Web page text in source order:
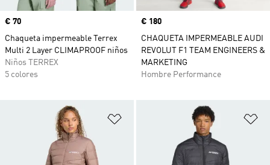
Precio
€ 70
Chaqueta impermeable Terrex
Multi 2 Layer CLIMAPROOF niños
Niños TERREX
5 colores
Precio
€ 180
CHAQUETA IMPERMEABLE AUDI
REVOLUT F1 TEAM ENGINEERS &
MARKETING
Hombre Performance
Añadir a la lista de deseos